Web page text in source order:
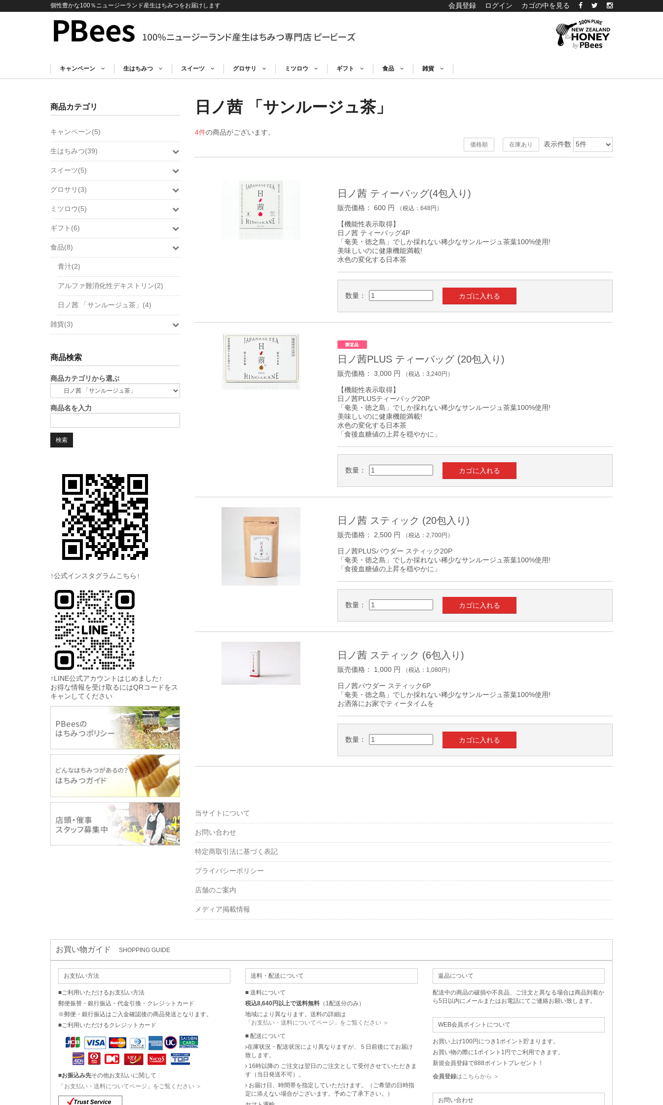
個性豊かな100％ニュージーランド産生はちみつをお届けします 会員登録 ログイン カゴの中を見る
キャンペーン 生はちみつ スイーツ グロサリ ミツロウ ギフト 食品 雑貨
日ノ茜 「サンルージュ茶」
4件の商品がございます。
価格順 在庫あり 表示件数
日ノ茜 ティーバッグ(4包入り)
販売価格： 600円 （税込： 648 円）
【機能性表示取得】
日ノ茜 ティーバッグ4P
「奄美・徳之島」でしか採れない稀少なサンルージュ茶葉100%使用!
美味しいのに健康機能満載!
水色の変化する日本茶
数量：
日ノ茜PLUS ティーバッグ (20包入り)
販売価格： 3,000円 （税込： 3,240円）
【機能性表示取得】
日ノ茜PLUSティーバッグ20P
「奄美・徳之島」でしか採れない稀少なサンルージュ茶葉100%使用!
美味しいのに健康機能満載!
水色の変化する日本茶
「食後血糖値の上昇を穏やかに」
数量：
日ノ茜 スティック (20包入り)
販売価格： 2,500円 （税込： 2,700円）
日ノ茜PLUSパウダー スティック20P
「奄美・徳之島」でしか採れない稀少なサンルージュ茶葉100%使用!
「食後血糖値の上昇を穏やかに」
数量：
日ノ茜 スティック (6包入り)
販売価格： 1,000円 （税込： 1,080円）
日ノ茜パウダー スティック6P
「奄美・徳之島」でしか採れない稀少なサンルージュ茶葉100%使用!
お洒落にお家でティータイムを
数量：
当サイトについて
お問い合わせ
特定商取引法に基づく表記
プライバシーポリシー
店舗のご案内
メディア掲載情報
商品カテゴリ
キャンペーン(5)
生はちみつ(39)
スイーツ(5)
グロサリ(3)
ミツロウ(5)
ギフト(6)
食品(8)
青汁(2)
アルファ難消化性デキストリン(2)
日ノ茜 「サンルージュ茶」(4)
雑貨(3)
商品検索
商品カテゴリから選ぶ
商品名を入力
↑公式インスタグラムこちら↑
↑LINE公式アカウントはじめました↑
お得な情報を受け取るにはQRコードをス
キャンしてください
お買い物ガイド SHOPPING GUIDE
お支払い方法
■ご利用いただけるお支払い方法
郵便振替・銀行振込・代金引換・クレジットカード
※郵便・銀行振込はご入金確認後の商品発送となります。
■ご利用いただけるクレジットカード
■お振込み先その他お支払いに関して
「お支払い・送料についてページ」をご覧ください ＞
送料・配送について
■ 送料について
税込8,640円以上で送料無料 （1配送分のみ）
地域により異なります。送料の詳細は
「お支払い・送料についてページ」をご覧ください ＞
■ 配送について
在庫状況・配送状況により異なりますが、５日前後にてお届け
致します。
16時以降の ご注文は翌日のご注文として受付させていただきま
す（当日発送不可）。
お届け日、時間帯を指定していただけます。（ご希望の日時指
定に添えない場合がございます。予めご了承下さい。）
返品について
配送中の商品の破損や不良品、ご注文と異なる場合は商品到着か
ら5日以内にメールまたはお電話にてご連絡お願い致します。
WEB会員ポイントについて
お買い上げ100円につき1ポイント貯まります。
お買い物の際に1ポイント1円でご利用できます。
新規会員登録で888ポイントプレゼント！
会員登録はこちらから ＞
お問い合わせ